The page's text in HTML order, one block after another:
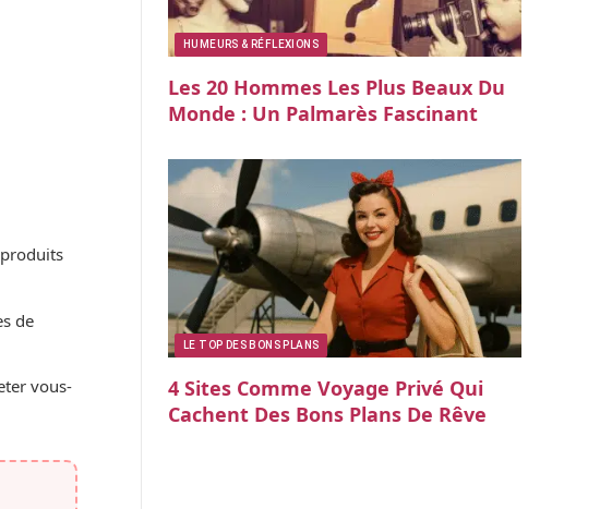
de
vous-
HUMEURS & RÉFLEXIONS
Les 20 Hommes Les Plus Beaux Du
Monde : Un Palmarès Fascinant
LE TOP DES BONS PLANS
4 Sites Comme Voyage Privé Qui
Cachent Des Bons Plans De Rêve